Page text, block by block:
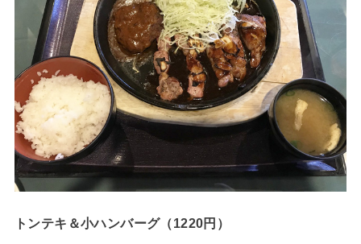
トンテキ＆小ハンバーグ（1220円）